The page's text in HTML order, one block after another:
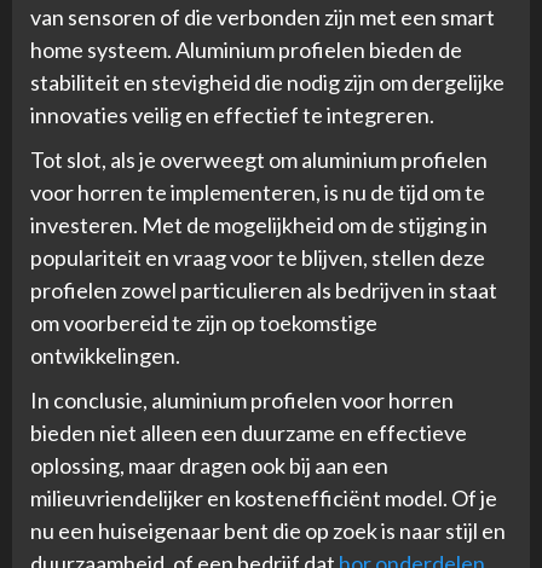
van sensoren of die verbonden zijn met een smart
home systeem. Aluminium profielen bieden de
stabiliteit en stevigheid die nodig zijn om dergelijke
innovaties veilig en effectief te integreren.
Tot slot, als je overweegt om aluminium profielen
voor horren te implementeren, is nu de tijd om te
investeren. Met de mogelijkheid om de stijging in
populariteit en vraag voor te blijven, stellen deze
profielen zowel particulieren als bedrijven in staat
om voorbereid te zijn op toekomstige
ontwikkelingen.
In conclusie, aluminium profielen voor horren
bieden niet alleen een duurzame en effectieve
oplossing, maar dragen ook bij aan een
milieuvriendelijker en kostenefficiënt model. Of je
nu een huiseigenaar bent die op zoek is naar stijl en